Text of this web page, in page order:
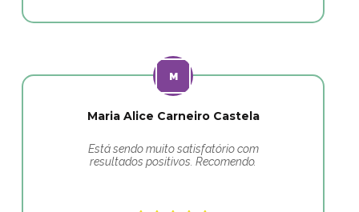
Maria Alice Carneiro Castela
Está sendo muito satisfatório com
resultados positivos. Recomendo.